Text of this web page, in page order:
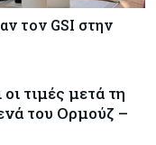
τον GSI στην
τιμές μετά τη
του Ορμούζ –